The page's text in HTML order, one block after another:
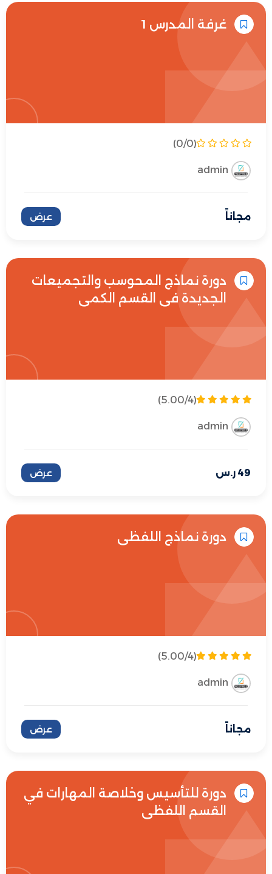
غرفة المدرس 1
(0/0)
admin
مجاناً عرض
دورة نماذج المحوسب والتجميعات
الجديدة في القسم الكمي
(5.00/4)
admin
49 ر.س عرض
دورة نماذج اللفظي
(5.00/4)
admin
مجاناً عرض
دورة للتأسيس وخلاصة المهارات في
القسم اللفظي